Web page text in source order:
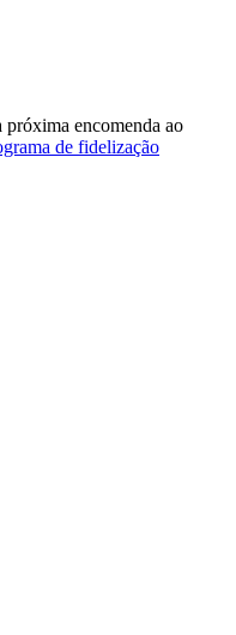
próxima encomenda ao
de fidelização